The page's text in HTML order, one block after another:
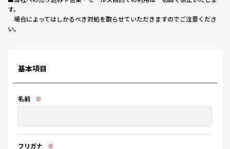
す。
場合によってはしかるべき対処を取らせていただきますのでご注意くださ
い。
基本項目
名前 ※
フリガナ ※